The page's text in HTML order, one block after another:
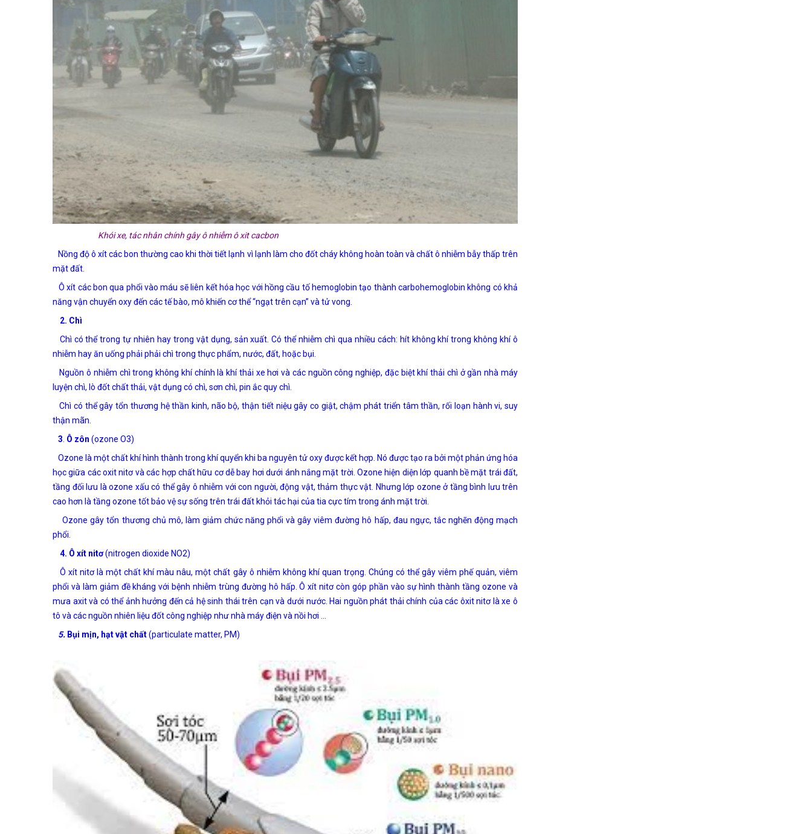
Khói xe, tác nhân chính gây ô nhiễm ô xit cacbon
Nồng độ ô xít các bon thường cao khi thời tiết lạnh vì lạnh làm cho đốt cháy không hoàn toàn và chất ô nhiễm bẫy thấp trên
mặt đất.
Ô xít các bon qua phổi vào máu sẽ liên kết hóa học với hồng cầu tố hemoglobin tạo thành carbohemoglobin không có khả
năng vận chuyển oxy đến các tế bào, mô khiến cơ thể “ngạt trên cạn” và tử vong.
2. Chì
Chì có thể trong tự nhiên hay trong vật dụng, sản xuất. Có thể nhiễm chì qua nhiều cách: hít không khí trong không khí ô
nhiễm hay ăn uống phải phải chì trong thực phẩm, nước, đất, hoặc bụi.
Nguồn ô nhiễm chì trong không khí chính là khí thải xe hơi và các nguồn công nghiệp, đặc biệt khí thải chì ở gần nhà máy
luyện chì, lò đốt chất thải, vật dụng có chì, sơn chì, pin ắc quy chì.
Chì có thể gây tổn thương hệ thần kinh, não bộ, thận tiết niệu gây co giật, chậm phát triển tâm thần, rối loạn hành vi, suy
thận mãn.
3 Ô zôn (ozone O3)
Ozone là một chất khí hình thành trong khí quyển khi ba nguyên tử oxy được kết hợp. Nó được tạo ra bởi một phản ứng hóa
học giữa các oxit nitơ và các hợp chất hữu cơ dễ bay hơi dưới ánh nắng mặt trời. Ozone hiện diện lớp quanh bề mặt trái đất,
tầng đối lưu là ozone xấu có thể gây ô nhiễm với con người, động vật, thảm thực vật. Nhưng lớp ozone ở tầng bình lưu trên
cao hơn là tầng ozone tốt bảo vệ sự sống trên trái đất khỏi tác hại của tia cực tím trong ánh mặt trời.
Ozone gây tổn thương chủ mô, làm giảm chức năng phổi và gây viêm đường hô hấp, đau ngực, tắc nghẽn động mạch
phổi.
4. Ô xít nitơ(nitrogen dioxide NO2)
Ô xít nitơ là một chất khí màu nâu, một chất gây ô nhiễm không khí quan trọng. Chúng có thể gây viêm phế quản, viêm
phổi và làm giảm đề kháng với bệnh nhiễm trùng đường hô hấp. Ô xít nitơ còn góp phần vào sự hình thành tầng ozone và
mưa axit và có thể ảnh hưởng đến cả hệ sinh thái trên cạn và dưới nước. Hai nguồn phát thải chính của các ôxit nitơ là xe ô
tô và các nguồn nhiên liệu đốt công nghiệp như nhà máy điện và nồi hơi …
5. Bụi mịn, hạt vật chất(particulate matter, PM)